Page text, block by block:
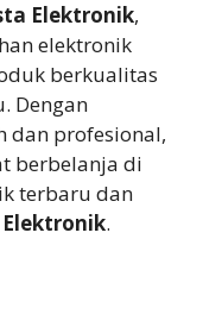
Elektronik,
elektronik
berkualitas
Dengan
dan profesional,
berbelanja di
terbaru dan
.